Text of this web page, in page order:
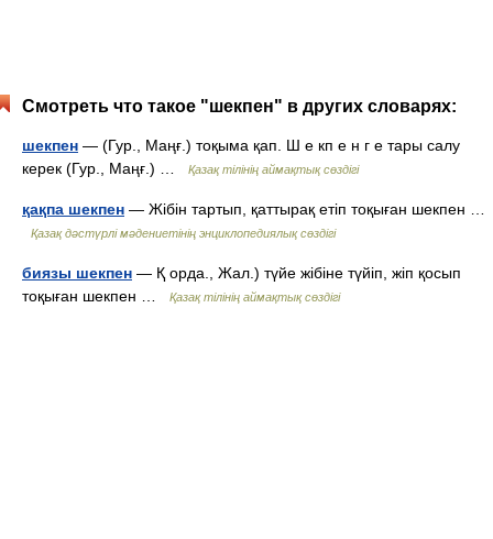
Смотреть что такое "шекпен" в других словарях:
шекпен — (Гур., Маңғ.) тоқыма қап. Ш е кп е н г е тары салу
керек (Гур., Маңғ.) …
Қазақ тілінің аймақтық сөздігі
қақпа шекпен — Жібін тартып, қаттырақ етіп тоқыған шекпен …
Қазақ дәстүрлі мәдениетінің энциклопедиялық сөздігі
биязы шекпен — Қ орда., Жал.) түйе жібіне түйіп, жіп қосып
тоқыған шекпен …
Қазақ тілінің аймақтық сөздігі